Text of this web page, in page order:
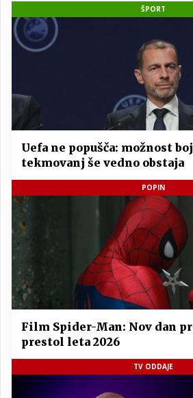
ŠPORT
Uefa ne popušča: možnost
tekmovanj še vedno obstaja
POPIN
Film Spider-Man: Nov dan
prestol leta 2026
TV ODDAJE